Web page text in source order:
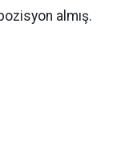
almış.